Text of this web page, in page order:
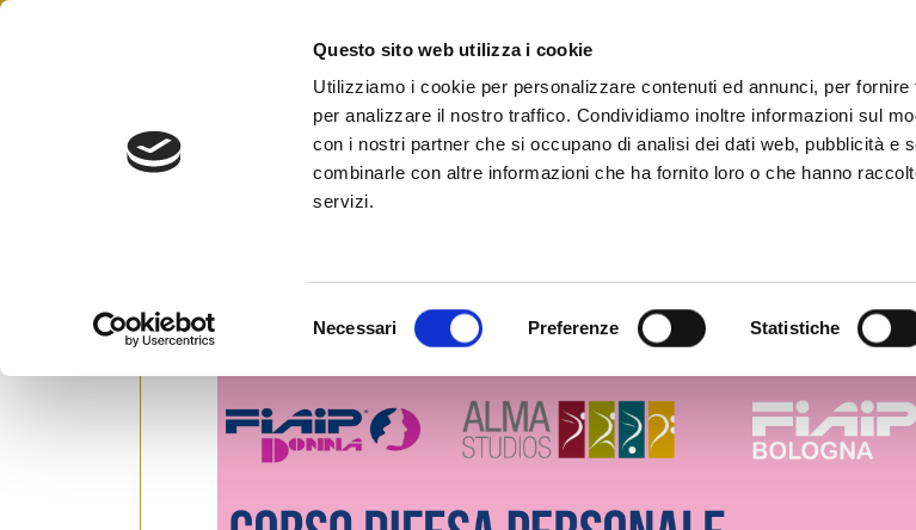
Questo sito web utilizza i cookie
Utilizziamo i cookie per personalizzare contenuti ed annunci, per
per analizzare il nostro traffico. Condividiamo inoltre informazioni sul
con i nostri partner che si occupano di analisi dei dati web, pubblicità e
combinarle con altre informazioni che ha fornito loro o che hanno
servizi.
z
i
n
Necessari Preferenze Statistiche
Skip
Federazione Italiana Agenti Immobiliari Professionali
#corsi